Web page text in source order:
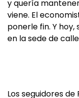
y quería
viene. El
ponerle fin. Y
en la sede de
Los seguidores